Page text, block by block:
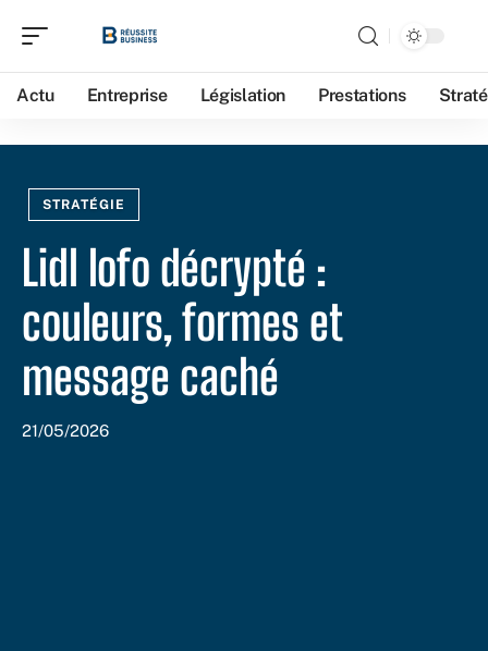
Actu Entreprise Législation Prestations
STRATÉGIE
Lidl lofo décrypté :
couleurs, formes et
message caché
21/05/2026